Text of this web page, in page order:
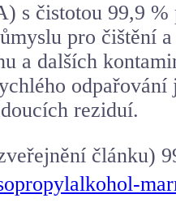
s čistotou 99,9
pro čištění
a dalších
reziduí.
článku)